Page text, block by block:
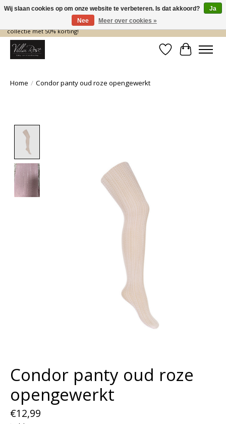
De nieuwe collectie komt eraan… en wij maken ruimte! Shop nu de zomer
collectie met 50% korting!
Verlanglijst
Home / Condor panty oud roze opengewerkt
Condor panty oud roze
opengewerkt
€12,99
Wij slaan cookies op om onze website te verbeteren. Is dat akkoord?
Ja
Nee
Meer over cookies »